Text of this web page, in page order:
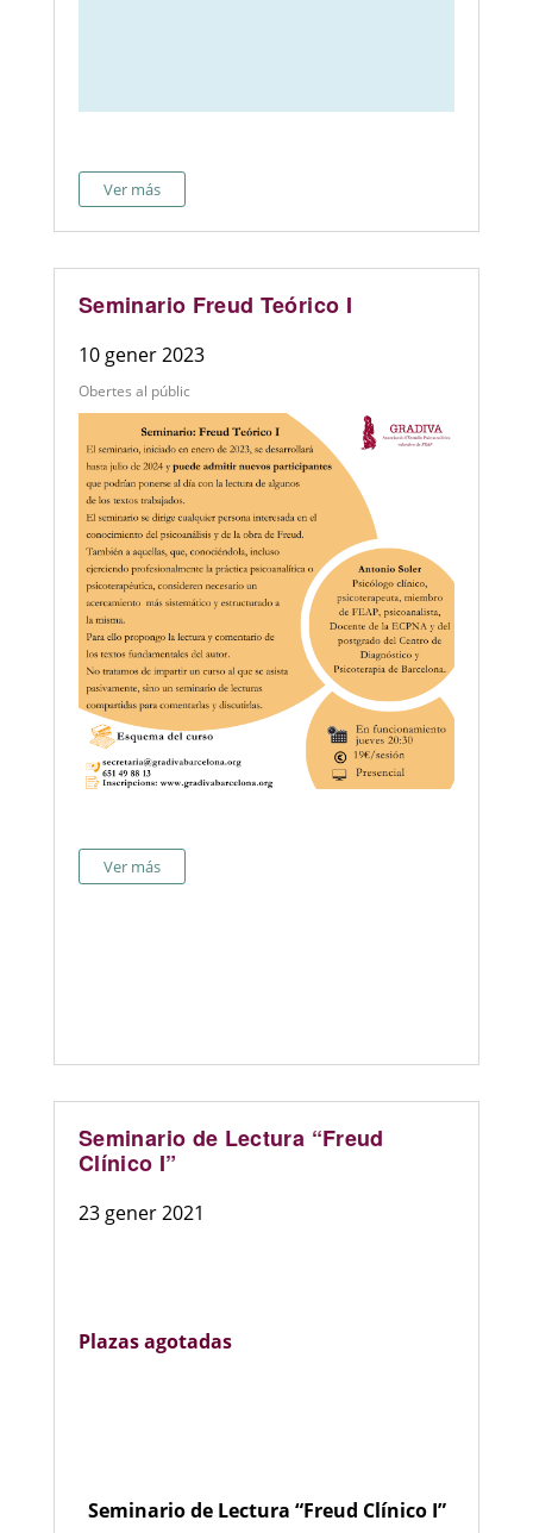
Ver más
Seminario Freud Teórico I
10 gener 2023
Obertes al públic
Ver más
Seminario de Lectura “Freud
Clínico I”
23 gener 2021
Plazas agotadas
Seminario de Lectura “Freud Clínico I”